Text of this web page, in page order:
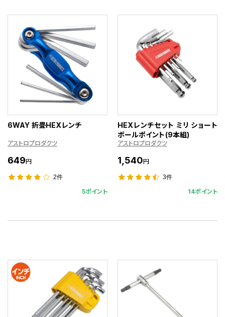
6WAY 折畳HEXレンチ
アストロプロダクツ
649円
2件
5ポイント
HEXレンチセット ミリ ショート
ボールポイント(9本組)
アストロプロダクツ
1,540円
3件
14ポイント